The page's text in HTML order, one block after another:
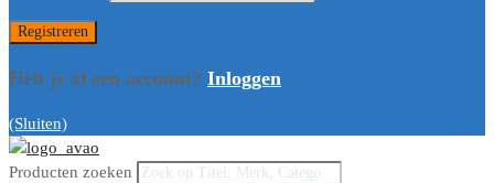
Heb je al een account? Inloggen
(Sluiten)
Producten zoeken